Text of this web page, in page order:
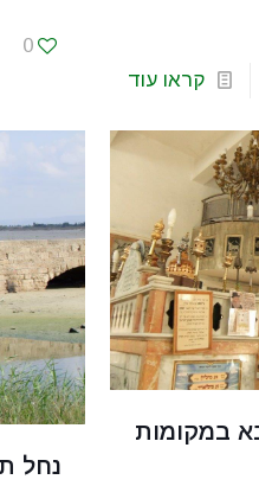
קראו עוד
0
במקומות
נחל